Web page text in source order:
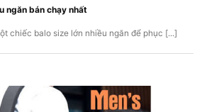
ngăn bán chạy nhất
chiếc balo size lớn nhiều ngăn để phục [...]